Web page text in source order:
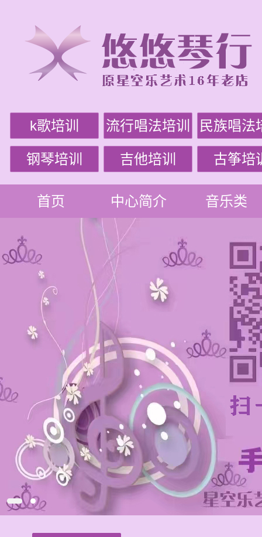
k歌培训 流行唱法培训 民族唱法
钢琴培训 吉他培训 古筝培
首页 中心简介 音乐类